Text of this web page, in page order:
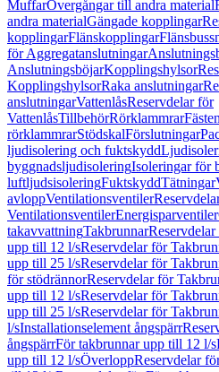
MuffarÖvergångar till andra material
andra materialGängade kopplingar
kopplingarFlänskopplingar
för Aggregatanslutningar
AnslutningsböjarKopplingshylsor
KopplingshylsorRaka anslutningar
anslutningarVattenlåsReservdelar för
VattenlåsTillbehörRörklammrar
rörklammrarStödskalFörslutningar
ljudisolering och fuktskydd
byggnadsljudisoleringIsoleringar för
luftljudsisoleringFuktskyddTätningar
avloppVentilationsventiler
VentilationsventilerEnergisparventiler
takavvattningTakbrunnar
upp till 12 l/sReservdelar för
upp till 25 l/sReservdelar för
för stödrännorReservdelar för
upp till 12 l/sReservdelar för
upp till 25 l/sReservdelar för
l/sInstallationselement ångspärr
ångspärrFör takbrunnar upp till 12 l/s
upp till 12 l/sÖverloppReservdelar